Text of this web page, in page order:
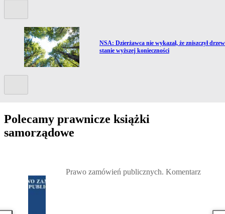
Przejdź do artykułu:
NSA: Dzierżawca nie wykazał, że zniszczył
stanie wyższej konieczności
Polecamy prawnicze książki
samorządowe
Prawo zamówień publicznych. Komentarz